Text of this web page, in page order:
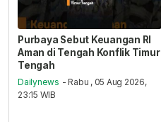
Purbaya Sebut Keuangan RI
Aman di Tengah Konflik Timur
Tengah
Dailynews - Rabu , 05 Aug 2026,
23:15 WIB